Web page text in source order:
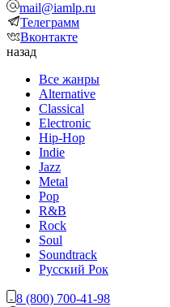
mail@iamlp.ru
Телеграмм
Вконтакте
назад
Все жанры
Alternative
Classical
Electronic
Hip-Hop
Indie
Jazz
Metal
Pop
R&B
Rock
Soul
Soundtrack
Русский Рок
8 (800) 700-41-98